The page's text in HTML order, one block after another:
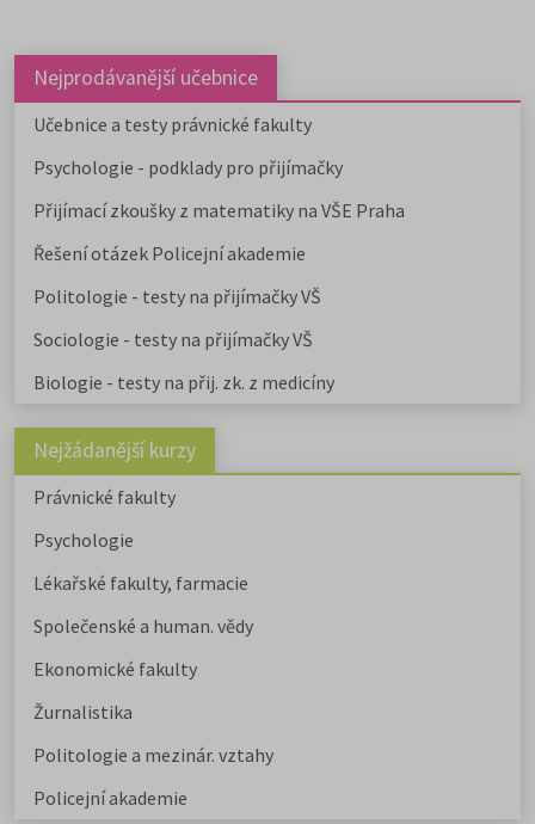
Nejprodávanější učebnice
Učebnice a testy právnické fakulty
Psychologie - podklady pro přijímačky
Přijímací zkoušky z matematiky na VŠE Praha
Řešení otázek Policejní akademie
Politologie - testy na přijímačky VŠ
Sociologie - testy na přijímačky VŠ
Biologie - testy na přij. zk. z medicíny
Nejžádanější kurzy
Právnické fakulty
Psychologie
Lékařské fakulty, farmacie
Společenské a human. vědy
Ekonomické fakulty
Žurnalistika
Politologie a mezinár. vztahy
Policejní akademie